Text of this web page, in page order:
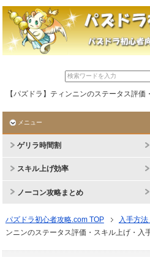
【パズドラ】ティンニンのステータス評
メニュー
ゲリラ時間割
スキル上げ効率
ノーコン攻略まとめ
パズドラ初心者攻略.com TOP 入手方
ンニンのステータス評価・スキル上げ・入